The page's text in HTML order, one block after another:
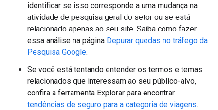
identificar se isso corresponde a uma mudança na
atividade de pesquisa geral do setor ou se está
relacionado apenas ao seu site. Saiba como fazer
essa análise na página Depurar quedas no tráfego da
Pesquisa Google.
Se você está tentando entender os termos e temas
relacionados que interessam ao seu público-alvo,
confira a ferramenta Explorar para encontrar
tendências de seguro para a categoria de viagens.